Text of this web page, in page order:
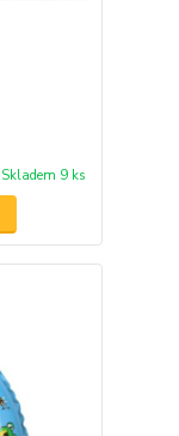
Skladem 9 ks